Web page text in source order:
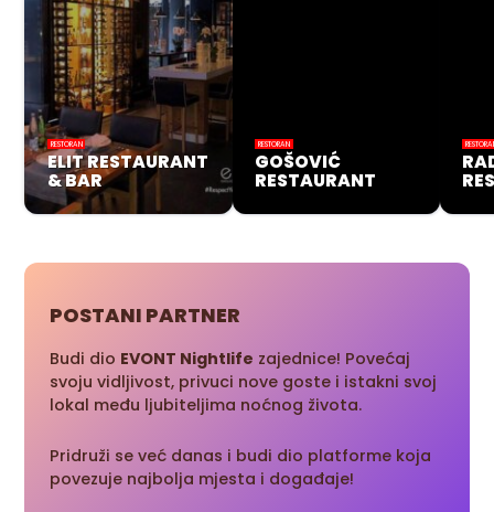
RESTORAN
ELIT RESTAURANT
& BAR
RESTORAN
GOŠOVIĆ
RESTAURANT
POSTANI PARTNER
Budi dio EVONT Nightlife zajednice! Povećaj
svoju vidljivost, privuci nove goste i istakni svoj
lokal među ljubiteljima noćnog života.
Pridruži se već danas i budi dio platforme koja
povezuje najbolja mjesta i događaje!